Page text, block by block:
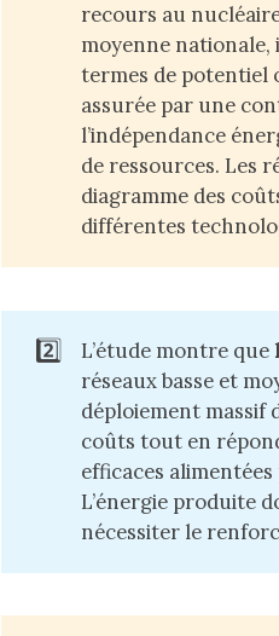
recours au
moyenne nationale,
termes de potentiel
assurée par une
l’indépendance
de ressources. Les
diagramme des
différentes
2️⃣ L’étude montre que
réseaux basse et
déploiement massif
coûts tout en
efficaces
L’énergie produite
nécessiter le